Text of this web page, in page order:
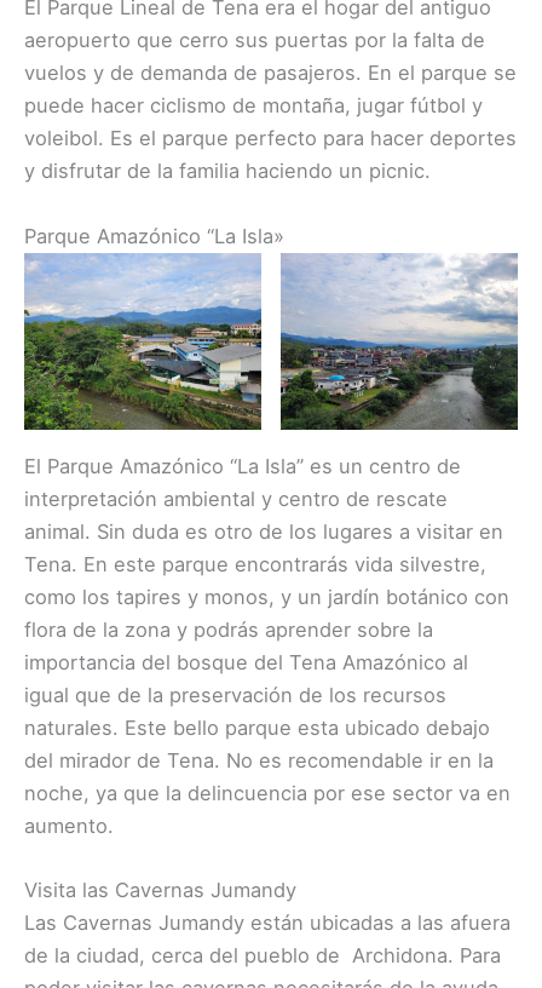
El Parque Lineal de Tena era el hogar del antiguo
aeropuerto que cerro sus puertas por la falta de
vuelos y de demanda de pasajeros. En el parque se
puede hacer ciclismo de montaña, jugar fútbol y
voleibol. Es el parque perfecto para hacer deportes
y disfrutar de la familia haciendo un picnic.
Parque Amazónico “La Isla»
El Parque Amazónico “La Isla” es un centro de
interpretación ambiental y centro de rescate
animal. Sin duda es otro de los lugares a visitar en
Tena. En este parque encontrarás vida silvestre,
como los tapires y monos, y un jardín botánico con
flora de la zona y podrás aprender sobre la
importancia del bosque del Tena Amazónico al
igual que de la preservación de los recursos
naturales. Este bello parque esta ubicado debajo
del mirador de Tena. No es recomendable ir en la
noche, ya que la delincuencia por ese sector va en
aumento.
Visita las Cavernas Jumandy
Las Cavernas Jumandy están ubicadas a las afuera
de la ciudad, cerca del pueblo de Archidona. Para